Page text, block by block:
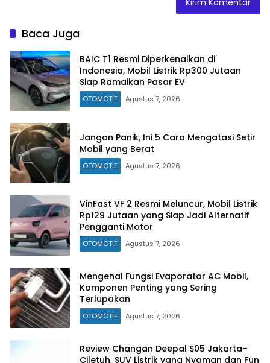
Baca Juga
BAIC T1 Resmi Diperkenalkan di
Indonesia, Mobil Listrik Rp300 Jutaan
Siap Ramaikan Pasar EV
OTOMOTIF Agustus 7, 2026
Jangan Panik, Ini 5 Cara Mengatasi Setir
Mobil yang Berat
OTOMOTIF Agustus 7, 2026
VinFast VF 2 Resmi Meluncur, Mobil Listrik
Rp129 Jutaan yang Siap Jadi Alternatif
Pengganti Motor
OTOMOTIF Agustus 7, 2026
Mengenal Fungsi Evaporator AC Mobil,
Komponen Penting yang Sering
Terlupakan
OTOMOTIF Agustus 7, 2026
Review Changan Deepal S05 Jakarta–
Ciletuh, SUV Listrik yang Nyaman dan Fun